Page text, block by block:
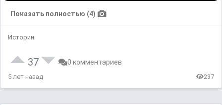
Показать полностью (4)
Истории
37 0 комментариев
5 лет назад 237